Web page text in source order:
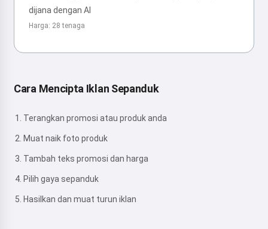
dijana dengan AI
Harga: 28 tenaga
Cara Mencipta Iklan Sepanduk
Terangkan promosi atau produk anda
Muat naik foto produk
Tambah teks promosi dan harga
Pilih gaya sepanduk
Hasilkan dan muat turun iklan